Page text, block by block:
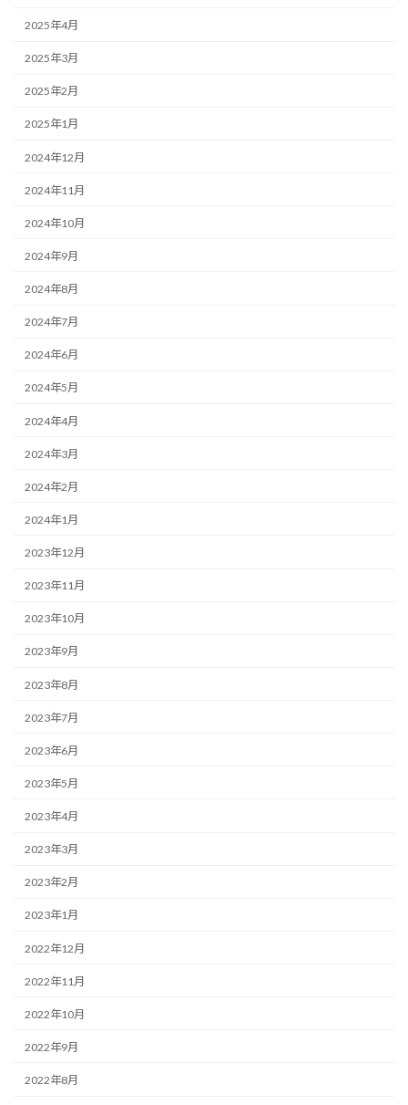
2025年4月
2025年3月
2025年2月
2025年1月
2024年12月
2024年11月
2024年10月
2024年9月
2024年8月
2024年7月
2024年6月
2024年5月
2024年4月
2024年3月
2024年2月
2024年1月
2023年12月
2023年11月
2023年10月
2023年9月
2023年8月
2023年7月
2023年6月
2023年5月
2023年4月
2023年3月
2023年2月
2023年1月
2022年12月
2022年11月
2022年10月
2022年9月
2022年8月